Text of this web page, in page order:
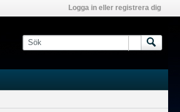
Logga in eller registrera dig